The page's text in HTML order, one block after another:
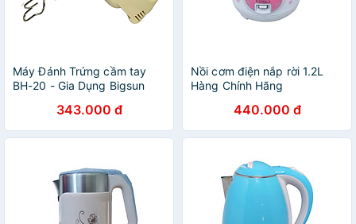
Máy Đánh Trứng cầm tay
BH-20 - Gia Dụng Bigsun
343.000 đ
Nồi cơm điện nắp rời 1.2L
Hàng Chính Hãng
440.000 đ